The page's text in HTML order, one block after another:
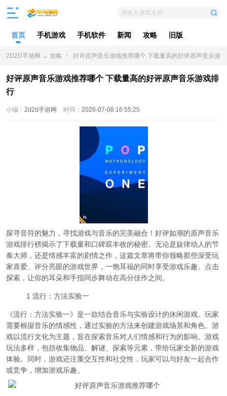
请输入游戏名称
首页 手机游戏 手机软件 新闻 攻略 旧版
2D2D手游网 → 攻略 > 好评原声音乐游戏推荐哪个 下载量高的好评原声音乐游
戏排行
好评原声音乐游戏推荐哪个 下载量高的好评原声音乐游戏排
行
小编： 2d2d手游网 时间： 2026-07-08 16:55:25
探寻音符的魅力，寻找游戏与音乐的完美融合！好评如潮的原声音乐
游戏排行榜揭示了下载量和口碑双丰收的秘密。无论是旋律动人的节
奏大师，还是情感丰富的剧情之作，这篇文章将带你领略那些深受玩
家喜爱、评分亮眼的游戏世界，一饱耳福的同时享受游戏乐趣。点击
探索，让你的耳朵和手指同步舞动在高分佳作之间。
1 流行：方法实验一
《流行：方法实验一》是一款结合音乐与实验设计的休闲游戏。玩家
需要根据音乐的情感性，通过实验的方法来创建游戏场景和角色。游
戏以流行文化为主题，旨在探索音乐对人们情感和行为的影响。游戏
玩法多样，包括收集物品、解谜、探索等元素，带给玩家全新的游戏
体验。同时，游戏还注重交互性和社交性，玩家可以与好友一起合作
或竞争，增加游戏乐趣。